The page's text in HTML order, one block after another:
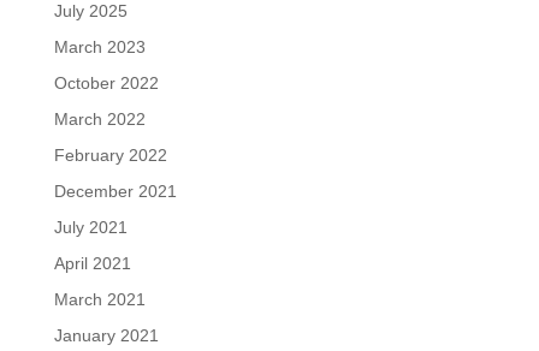
July 2025
March 2023
October 2022
March 2022
February 2022
December 2021
July 2021
April 2021
March 2021
January 2021